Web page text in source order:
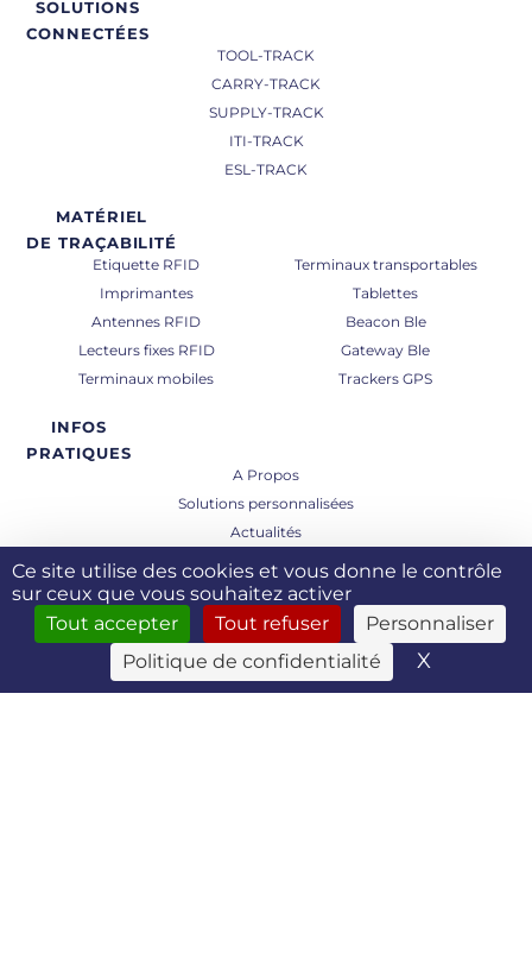
Ce site utilise des cookies et vous donne le contrôle
sur ceux que vous souhaitez activer
Tout accepter
Tout refuser
Personnaliser
Politique de confidentialité
XMasquer
SOLUTIONS
CONNECTÉES
TOOL-TRACK
CARRY-TRACK
SUPPLY-TRACK
ITI-TRACK
ESL-TRACK
MATÉRIEL
DE TRAÇABILITÉ
Etiquette RFID
Imprimantes
Antennes RFID
Lecteurs fixes RFID
Terminaux mobiles
Terminaux transportables
Tablettes
Beacon Ble
Gateway Ble
Trackers GPS
INFOS
PRATIQUES
A Propos
Solutions personnalisées
Actualités
Mentions légales
Politique de Confidentialité
Conditions Générales de Vente